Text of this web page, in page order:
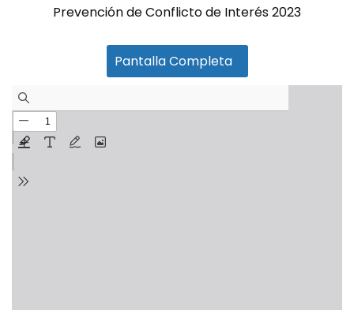
Prevención de Conflicto de Interés 2023
Pantalla Completa